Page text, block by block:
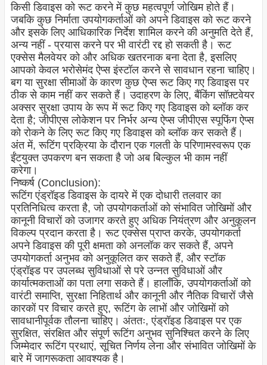
किसी डिवाइस को रूट करने में कुछ महत्वपूर्ण जोखिम होते हैं।
जबकि कुछ निर्माता उपयोगकर्ताओं को अपने डिवाइस को रूट करने
और इसके लिए आधिकारिक निर्देश शामिल करने की अनुमति देते हैं,
अन्य नहीं - प्रयास करने पर भी वारंटी रद्द हो सकती है। रूट
एक्सेस मैलवेयर को और अधिक खतरनाक बना देता है, इसलिए
आपको केवल भरोसेमंद ऐप्स इंस्टॉल करने से सावधान रहना चाहिए।
बग या सुरक्षा सीमाओं के कारण कुछ ऐप्स रूट किए गए डिवाइस पर
ठीक से काम नहीं कर सकते हैं। उदाहरण के लिए, बैंकिंग सॉफ़्टवेयर
अक्सर सुरक्षा उपाय के रूप में रूट किए गए डिवाइस को ब्लॉक कर
देता है; जीपीएस लोकेशन पर निर्भर अन्य ऐप्स जीपीएस स्पूफिंग ऐप्स
को रोकने के लिए रूट किए गए डिवाइस को ब्लॉक कर सकते हैं।
अंत में, रूटिंग प्रक्रिया के दौरान एक गलती के परिणामस्वरूप एक
ईंटयुक्त उपकरण बन सकता है जो अब बिल्कुल भी काम नहीं
करेगा।
निष्कर्ष (Conclusion):
रूटिंग एंड्रॉइड डिवाइस के दायरे में एक दोधारी तलवार का
प्रतिनिधित्व करता है, जो उपयोगकर्ताओं को संभावित जोखिमों और
कानूनी विचारों को उजागर करते हुए अधिक नियंत्रण और अनुकूलन
विकल्प प्रदान करता है। रूट एक्सेस प्राप्त करके, उपयोगकर्ता
अपने डिवाइस की पूरी क्षमता को अनलॉक कर सकते हैं, अपने
उपयोगकर्ता अनुभव को अनुकूलित कर सकते हैं, और स्टॉक
एंड्रॉइड पर उपलब्ध सुविधाओं से परे उन्नत सुविधाओं और
कार्यात्मकताओं का पता लगा सकते हैं। हालाँकि, उपयोगकर्ताओं को
वारंटी समाप्ति, सुरक्षा निहितार्थ और कानूनी और नैतिक विचारों जैसे
कारकों पर विचार करते हुए, रूटिंग के लाभों और जोखिमों को
सावधानीपूर्वक तौलना चाहिए। अंततः, एंड्रॉइड डिवाइस पर एक
सुरक्षित, संरक्षित और संपूर्ण रूटिंग अनुभव सुनिश्चित करने के लिए
जिम्मेदार रूटिंग प्रथाएं, सूचित निर्णय लेना और संभावित जोखिमों के
बारे में जागरूकता आवश्यक है।